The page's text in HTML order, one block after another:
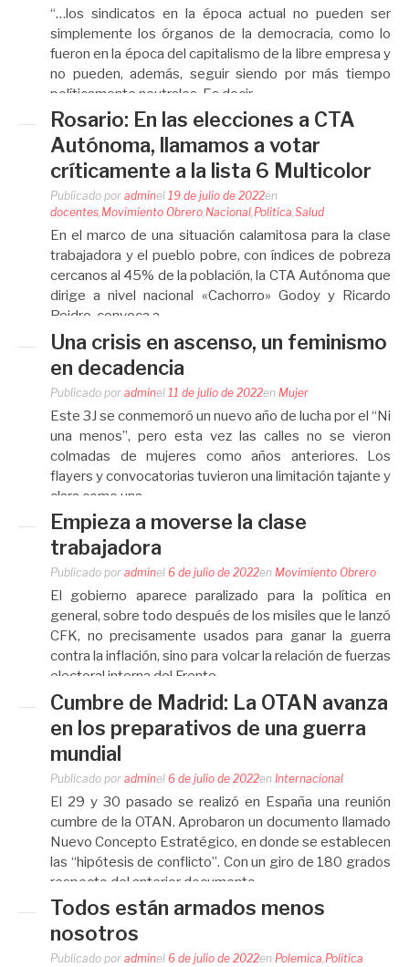
“…los sindicatos en la época actual no pueden ser
simplemente los órganos de la democracia, como lo
fueron en la época del capitalismo de la libre empresa y
no pueden, además, seguir siendo por más tiempo
políticamente neutrales. Es decir,…
Rosario: En las elecciones a CTA
Autónoma, llamamos a votar
críticamente a la lista 6 Multicolor
Publicado por adminel 19 de julio de 2022en
docentes,Movimiento Obrero,Nacional,Politica,Salud
En el marco de una situación calamitosa para la clase
trabajadora y el pueblo pobre, con índices de pobreza
cercanos al 45% de la población, la CTA Autónoma que
dirige a nivel nacional «Cachorro» Godoy y Ricardo
Peidro, convoca a…
Una crisis en ascenso, un feminismo
en decadencia
Publicado por adminel 11 de julio de 2022en Mujer
Este 3J se conmemoró un nuevo año de lucha por el “Ni
una menos”, pero esta vez las calles no se vieron
colmadas de mujeres como años anteriores. Los
flayers y convocatorias tuvieron una limitación tajante y
clara como una…
Empieza a moverse la clase
trabajadora
Publicado por adminel 6 de julio de 2022en Movimiento Obrero
El gobierno aparece paralizado para la política en
general, sobre todo después de los misiles que le lanzó
CFK, no precisamente usados para ganar la guerra
contra la inflación, sino para volcar la relación de fuerzas
electoral interna del Frente…
Cumbre de Madrid: La OTAN avanza
en los preparativos de una guerra
mundial
Publicado por adminel 6 de julio de 2022en Internacional
El 29 y 30 pasado se realizó en España una reunión
cumbre de la OTAN. Aprobaron un documento llamado
Nuevo Concepto Estratégico, en donde se establecen
las “hipótesis de conflicto”. Con un giro de 180 grados
respecto del anterior documento…
Todos están armados menos
nosotros
Publicado por adminel 6 de julio de 2022en Polemica,Politica